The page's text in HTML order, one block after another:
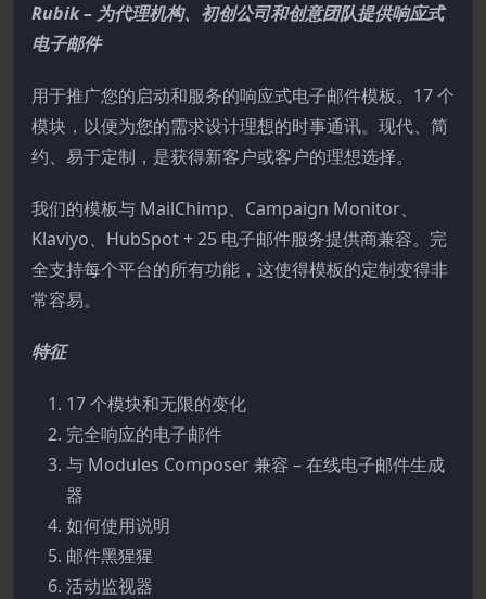
Rubik – 为代理机构、初创公司和创意团队提供响应式
电子邮件
用于推广您的启动和服务的响应式电子邮件模板。17 个
模块，以便为您的需求设计理想的时事通讯。现代、简
约、易于定制，是获得新客户或客户的理想选择。
我们的模板与 MailChimp、Campaign Monitor、
Klaviyo、HubSpot + 25 电子邮件服务提供商兼容。完
全支持每个平台的所有功能，这使得模板的定制变得非
常容易。
特征
17 个模块和无限的变化
完全响应的电子邮件
与 Modules Composer 兼容 – 在线电子邮件生成
器
如何使用说明
邮件黑猩猩
活动监视器